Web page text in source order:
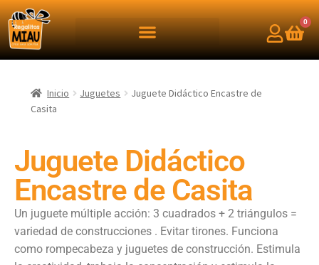
0
Inicio Juguetes
Juguete Didáctico Encastre de
Casita
Juguete Didáctico
Encastre de Casita
Un juguete múltiple acción: 3 cuadrados + 2 triángulos =
variedad de construcciones . Evitar tirones. Funciona
como rompecabeza y juguetes de construcción. Estimula